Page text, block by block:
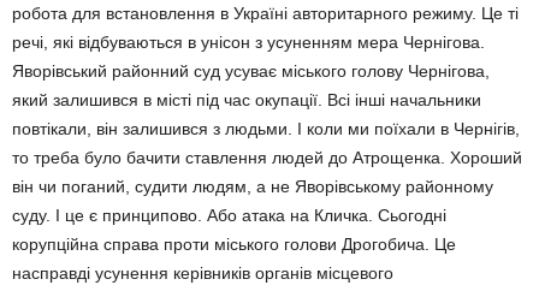
робота для вста­новлення в Україні авторитарного ре­жиму. Це ті
речі, які відбуваються в унісон з усунен­ням мера Чернігова.
Яворівський районний суд усуває міського голову Черні­гова,
який залишився в місті під час окупації. Всі інші начальники
повтікали, він залишився з лю­дьми. І коли ми поїхали в Чернігів,
то треба було бачити ставлення людей до Атро­щен­ка. Хороший
він чи поганий, судити людям, а не Яворівському районному
суду. І це є принципово. Або атака на Кличка. Сьогодні
корупційна справа проти міського голови Дрогобича. Це
насправді усунення керівників органів місцевого